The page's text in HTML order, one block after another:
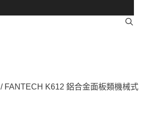
/ FANTECH K612 鋁合金面板類機械式